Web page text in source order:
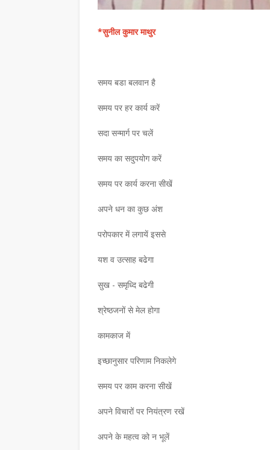
*सुनील कुमार माथुर
समय बडा बलवान है
समय पर हर कार्य करें
सदा सन्मार्ग पर चलें
समय का सदुपयोग करें
समय पर कार्य करना सीखें
अपने धन का कुछ अंश
परोपकार में लगायें इससे
यश व उत्साह बढेगा
सुख - समृध्दि बढेगी
श्रेष्ठजनों से मेल होगा
कामकाज में
इच्छानुसार परिणाम निकलेगे
समय पर काम करना सीखें
अपने विचारों पर नियंत्रण रखें
अपने के महत्व को न भूलें
मध्यप्रदेश